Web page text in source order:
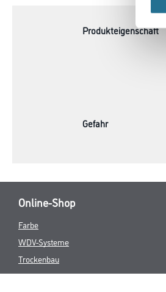
Produkteigenschaft
Gefahr
Online-Shop
Farbe
WDV-Systeme
Trockenbau
Putze- und Spachtelmassen